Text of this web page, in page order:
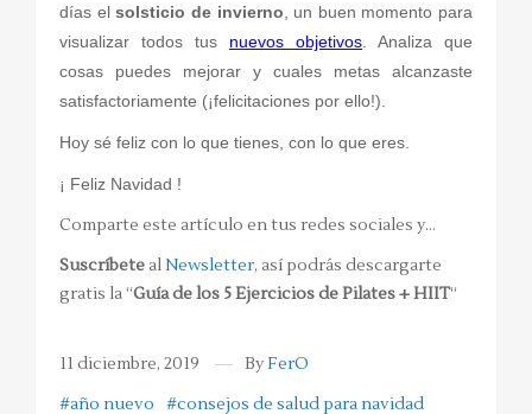
días elsolsticio de invierno , un buen momento para
visualizar todos tus nuevos objetivos . Analiza que
cosas puedes mejorar y cuales metas alcanzaste
satisfactoriamente (¡felicitaciones por ello!).
Hoy sé feliz con lo que tienes, con lo que eres.
¡ Feliz Navidad !
Comparte este artículo en tus redes sociales y…
Suscríbete alNewsletter, así podrás descargarte
gratis la “Guía de los 5 Ejercicios de Pilates + HIIT“
11 diciembre, 2019 ByFerO
#año nuevo
#consejos de salud para navidad